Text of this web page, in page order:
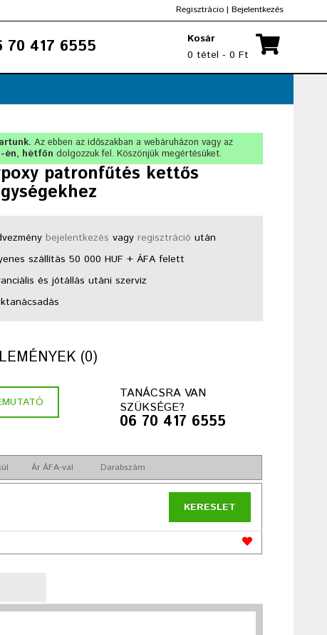
Regisztrácio | Bejelentkezés
417 6555
Kosár
0 tétel - 0 Ft
Az ebben az időszakban a webáruházon vagy az
én, hétfőn dolgozzuk fel. Köszönjük megértésüket.
patronfűtés kettős
bejelentkezés vagyregisztráció után
szállítás 50 000 HUF + ÁFA felett
és jótállás utáni szerviz
(0)
TANÁCSRA VAN
SZÜKSÉGE?
06 70 417 6555
Ár ÁFA-val Darabszám
KERESLET